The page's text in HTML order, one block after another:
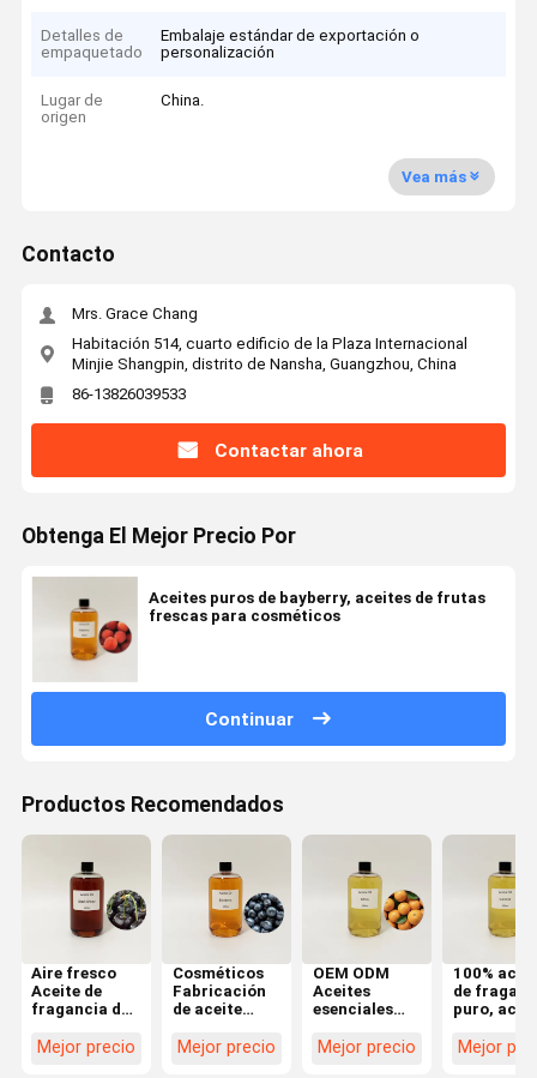
Detalles de
empaquetado
Embalaje estándar de exportación o
personalización
Lugar de
origen
China.
Vea más
Contacto
Mrs. Grace Chang
Habitación 514, cuarto edificio de la Plaza Internacional
Minjie Shangpin, distrito de Nansha, Guangzhou, China
86-13826039533
Contactar ahora
Obtenga El Mejor Precio Por
Aceites puros de bayberry, aceites de frutas
frescas para cosméticos
Continuar
Productos Recomendados
Aire fresco
Aceite de
fragancia de
cuidado en el
Mejor precio
Cosméticos
Fabricación
de aceite
arándanos
Mejor precio
OEM ODM
Aceites
esenciales
concentrados,
Mejor precio
100%
de
puro,
de coco
Mejor